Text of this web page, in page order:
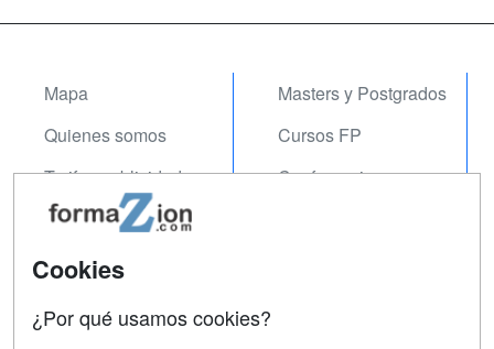
Mapa
Quienes somos
Tarifas publicidad
Acceso Usuarios
Acceso Centros
Masters y Postgrados
Cursos FP
Conferencias
Cookies
¿Por qué usamos cookies?